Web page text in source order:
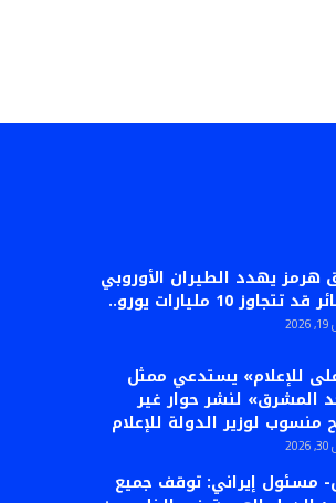
هرمز يهدد الطيران الأوروبي
تتجاوز 10 مليارات يورو..
للإعلام» يستدعي ممثل
المشرق» لنشر حوار غير
منسوب لوزير الدولة للإعلام
مسئول إیراني: توقف جميع